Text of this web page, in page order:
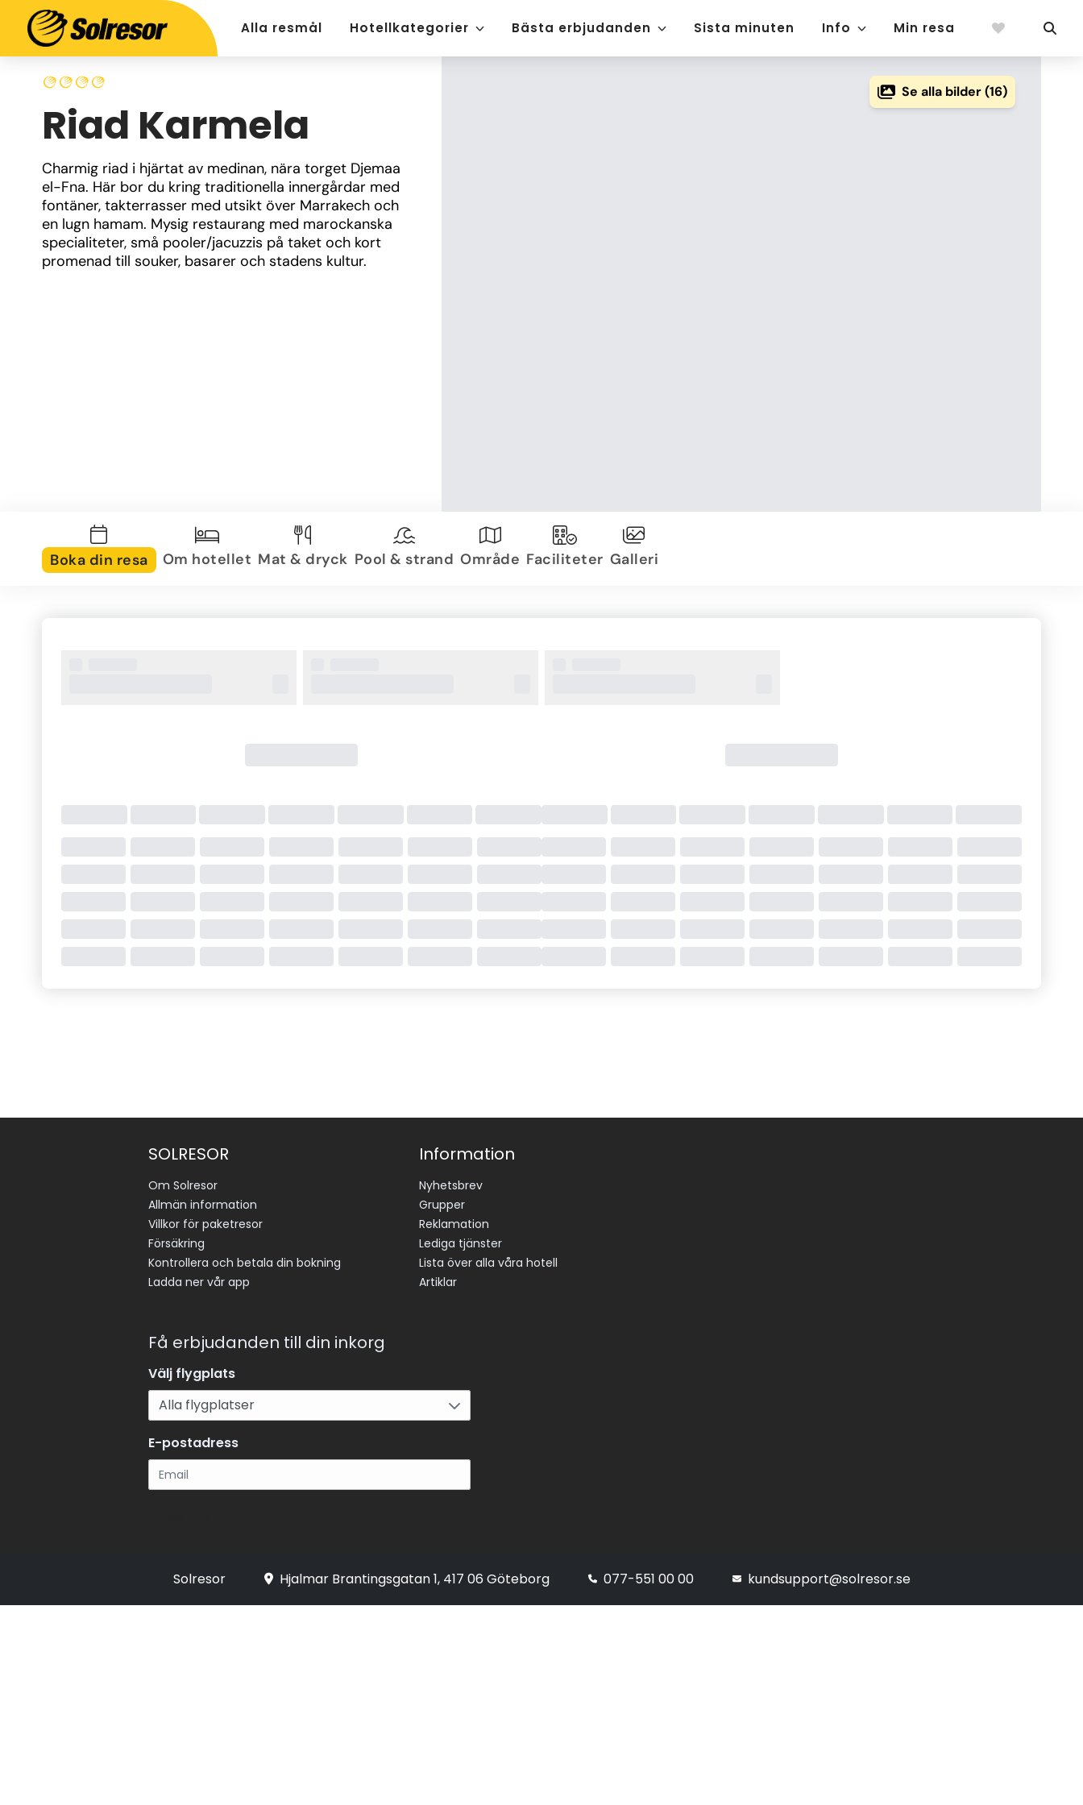
Alla resmål Hotellkategorier Bästa erbjudanden Sista minuten Info Min resa
Riad Karmela
Charmig riad i hjärtat av medinan, nära torget Djemaa
el-Fna. Här bor du kring traditionella innergårdar med
fontäner, takterrasser med utsikt över Marrakech och
en lugn hamam. Mysig restaurang med marockanska
specialiteter, små pooler/jacuzzis på taket och kort
promenad till souker, basarer och stadens kultur.
Se alla bilder (16)
Boka din resa Om hotellet Mat & dryck Pool & strand Område Faciliteter Galleri
SOLRESOR
Om Solresor
Allmän information
Villkor för paketresor
Försäkring
Kontrollera och betala din bokning
Ladda ner vår app
Information
Nyhetsbrev
Grupper
Reklamation
Lediga tjänster
Lista över alla våra hotell
Artiklar
Få erbjudanden till din inkorg
Välj flygplats
E-postadress
Solresor Hjalmar Brantingsgatan 1, 417 06 Göteborg 077-551 00 00 kundsupport@solresor.se